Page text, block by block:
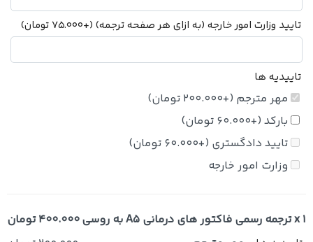
تایید وزارت امور خارجه (به ازای هر صفحه ترجمه)(+
75.000تومان)
تاییدیه ها
مهر مترجم(+
200.000تومان)
بارکد(+
60.000تومان)
تایید دادگستری(+
60.000تومان)
وزارت امور خارجه
x 1ترجمه رسمی فاکتور های درمانی A5 به روسی 400.000 تومان